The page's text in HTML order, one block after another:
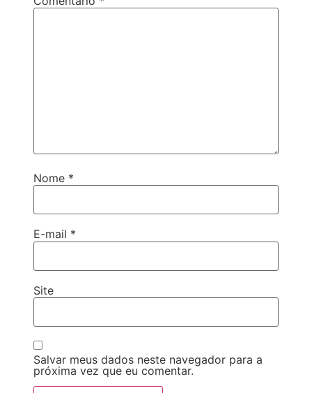
Nome *
E-mail *
Site
Salvar meus dados neste navegador para a
próxima vez que eu comentar.